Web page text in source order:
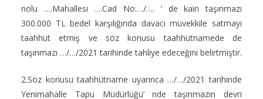
nolu ….Mahallesi ….Cad No:…/…. ‘ de kain taşınmazı
300.000 TL bedel karşılığında davacı müvekkile satmayı
taahhüt etmiş ve söz konusu taahhütnamede de
taşınmazı …/…/2021 tarihinde tahliye edeceğini belirtmiştir.
2.Söz konusu taahhütname uyarınca …/…/2021 tarihinde
Yenimahalle Tapu Müdürlüğü’ nde taşınmazın devri